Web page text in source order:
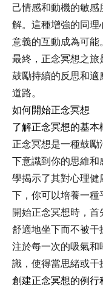
己情感和動機的敏
解。這種增強的同
意義的互動成為可能。
最終，正念冥想之旅
鼓勵持續的反思和
道路。
如何開始正念冥想
了解正念冥想的基本
正念冥想是一種鼓
下意識到你的思維
學揭示了其對心理
下，你可以培養一種
開始正念冥想時，
舒適地坐下而不被
注於每一次的吸氣
識，使得當思緒或干
創建正念冥想的例行